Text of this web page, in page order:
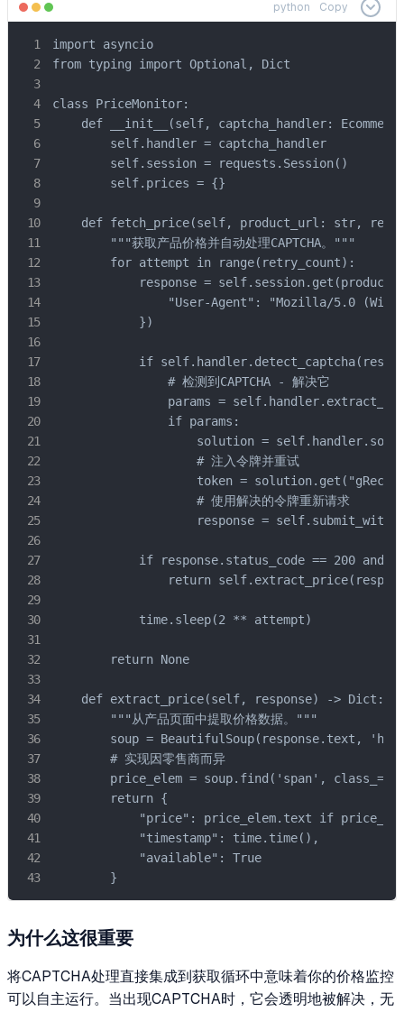
python Copy
import asyncio
from typing import Optional, Dict
class PriceMonitor:
def __init__(self, captcha_handler:
        self.handler = captcha_handler
        self.session = requests.Session()
        self.prices = {}
def fetch_price(self, product_url: str,
        """获取产品价格并自动处理CAPTCHA。"""
        for attempt in range(retry_count):
response =
"User-Agent": "Mozilla/5.0
            })
if
                # 检测到CAPTCHA - 解决它
params =
                if params:
solution =
                    # 注入令牌并重试
token =
                    # 使用解决的令牌重新请求
response =
if response.status_code == 200 and
return
            time.sleep(2 ** attempt)
        return None
    def extract_price(self, response) -> Dict:
        """从产品页面中提取价格数据。"""
soup = BeautifulSoup(response.text,
        # 实现因零售商而异
price_elem = soup.find('span',
        return {
"price": price_elem.text if
            "timestamp": time.time(),
            "available": True
        }
为什么这很重要
将CAPTCHA处理直接集成到获取循环中意味着你的价格监控
可以自主运行。当出现CAPTCHA时，它会透明地被解决，无